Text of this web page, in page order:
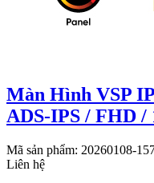
Màn Hình VSP
ADS-IPS / FHD /
Mã sản phẩm: 20260108-
Liên hệ